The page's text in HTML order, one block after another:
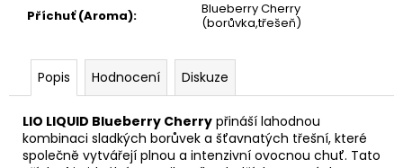
Příchuť (Aroma):
Blueberry Cherry
(borůvka,třešeň)
Popis Hodnocení Diskuze
LIO LIQUID Blueberry Cherry přináší lahodnou
kombinaci sladkých borůvek a šťavnatých třešní, které
společně vytvářejí plnou a intenzivní ovocnou chuť. Tato